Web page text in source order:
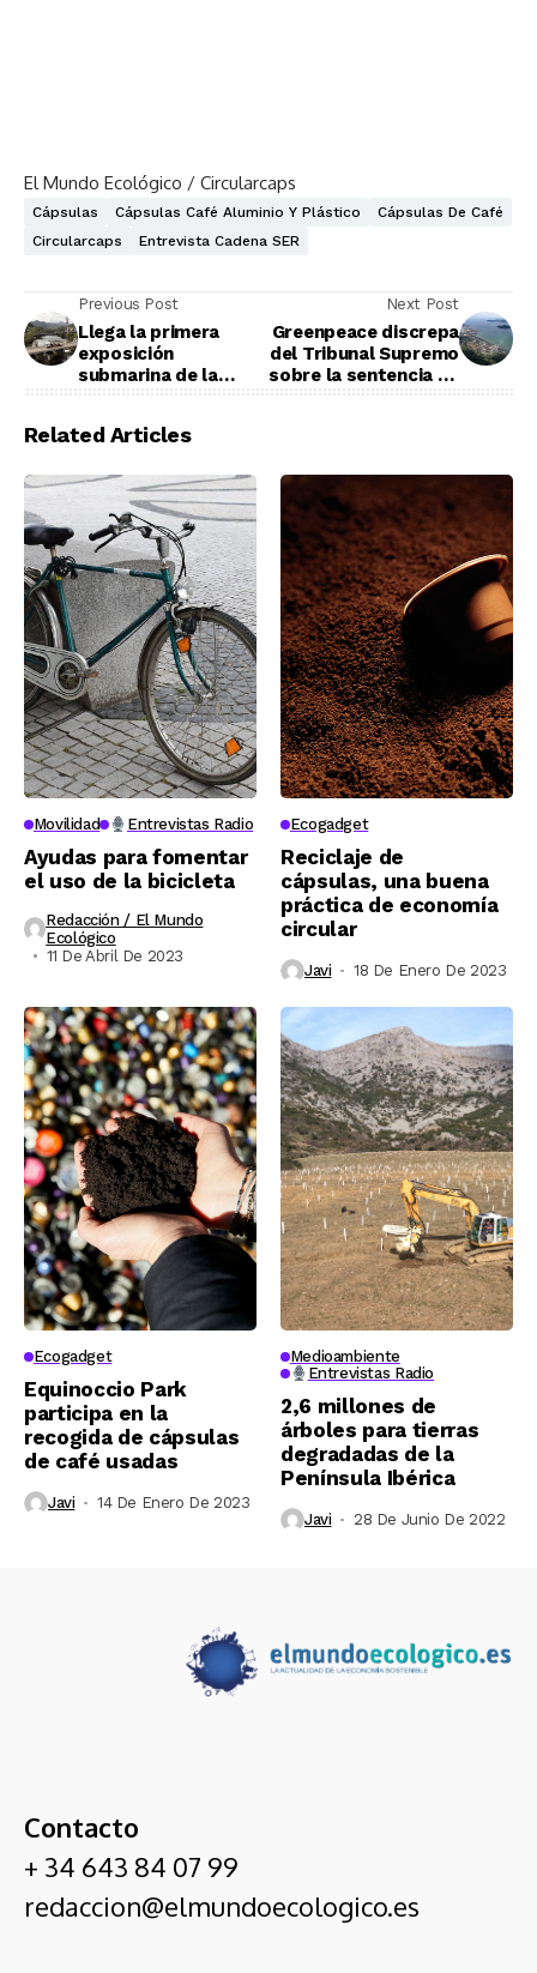
El Mundo Ecológico / Circularcaps
Cápsulas Cápsulas Café Aluminio Y Plástico
Cápsulas De Café
Circularcaps
Entrevista Cadena SER
Previous Post
Llega la primera
exposición
submarina de la
Next Post
Greenpeace discrepa
del Tribunal Supremo
sobre la sentencia de
Related Articles
Movilidad Entrevistas Radio
Ayudas para fomentar
el uso de la bicicleta
Redacción / El Mundo
Ecológico
11 De Abril De 2023
Ecogadget
Reciclaje de
cápsulas, una buena
práctica de economía
circular
Javi 18 De Enero De 2023
Ecogadget
Equinoccio Park
participa en la
recogida de cápsulas
de café usadas
Javi 14 De Enero De 2023
Medioambiente
Entrevistas Radio
2,6 millones de
árboles para tierras
degradadas de la
Península Ibérica
Javi 28 De Junio De 2022
Contacto
+ 34 643 84 07 99
redaccion@elmundoecologico.es